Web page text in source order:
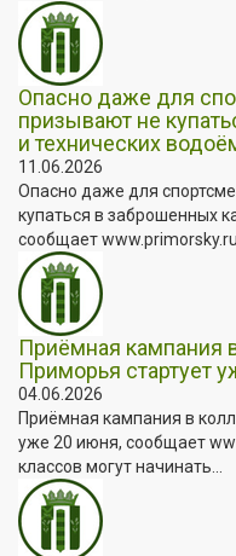
Опасно даже для
призывают не
и технических
11.06.2026
Опасно даже для
купаться в заброшенных
сообщает
Приёмная кампания
Приморья стартует
04.06.2026
Приёмная кампания в
уже 20 июня, сообщает
классов могут начинать...